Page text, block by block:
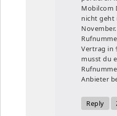
Mobilcom
nicht geht
Vertrag in
musst du
Anbieter
Reply